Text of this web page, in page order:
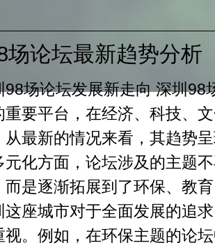
场论坛最新趋势分析
98场论坛发展新走向 深圳98
重要平台，在经济、科技、
从最新的情况来看，其趋势
元化方面，论坛涉及的主题
而是逐渐拓展到了环保、教
这座城市对于全面发展的追
视。例如，在环保主题的论